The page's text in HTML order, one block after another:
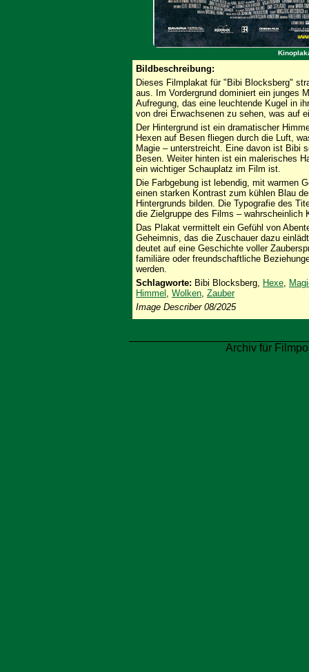
Bildbeschreibung:
Dieses Filmplakat für "Bibi Blocksberg"
aus. Im Vordergrund dominiert ein junges
Aufregung, das eine leuchtende Kugel in
von drei Erwachsenen zu sehen, was auf
Der Hintergrund ist ein dramatischer
Hexen auf Besen fliegen durch die Luft,
Magie – unterstreicht. Eine davon ist Bibi
Besen. Weiter hinten ist ein malerisches
ein wichtiger Schauplatz im Film ist.
Die Farbgebung ist lebendig, mit warmen
einen starken Kontrast zum kühlen Blau
Hintergrunds bilden. Die Typografie des
die Zielgruppe des Films – wahrscheinlich
Das Plakat vermittelt ein Gefühl von
Geheimnis, das die Zuschauer dazu
deutet auf eine Geschichte voller
familiäre oder freundschaftliche
werden.
Schlagworte: Bibi Blocksberg, Hexe,
Himmel , Wolken, Zauber
Image Describer 08/2025
Archiv für